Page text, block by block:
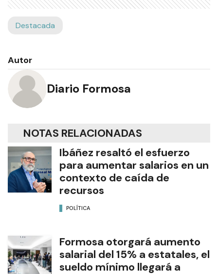
Destacada
Autor
Diario Formosa
NOTAS RELACIONADAS
Ibáñez resaltó el esfuerzo
para aumentar salarios en un
contexto de caída de
recursos
POLÍTICA
Formosa otorgará aumento
salarial del 15% a estatales, el
sueldo mínimo llegará a